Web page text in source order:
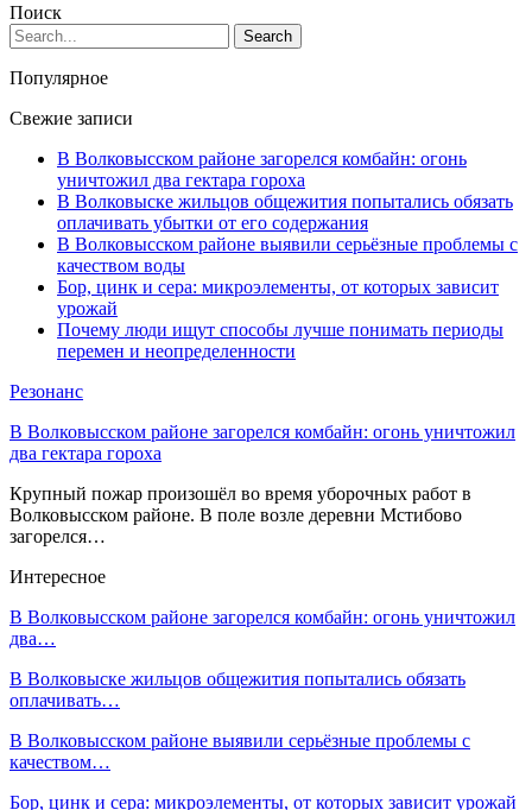
Поиск
Популярное
Свежие записи
В Волковысском районе загорелся комбайн: огонь
уничтожил два гектара гороха
В Волковыске жильцов общежития попытались обязать
оплачивать убытки от его содержания
В Волковысском районе выявили серьёзные проблемы с
качеством воды
Бор, цинк и сера: микроэлементы, от которых зависит
урожай
Почему люди ищут способы лучше понимать периоды
перемен и неопределенности
Резонанс
В Волковысском районе загорелся комбайн: огонь уничтожил
два гектара гороха
Крупный пожар произошёл во время уборочных работ в
Волковысском районе. В поле возле деревни Мстибово
загорелся…
Интересное
В Волковысском районе загорелся комбайн: огонь уничтожил
два…
В Волковыске жильцов общежития попытались обязать
оплачивать…
В Волковысском районе выявили серьёзные проблемы с
качеством…
Бор, цинк и сера: микроэлементы, от которых зависит урожай